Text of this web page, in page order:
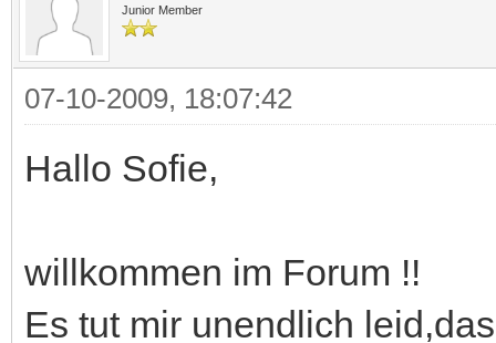
Junior Member
07-10-2009, 18:07:42
Hallo Sofie,
willkommen im Forum !!
Es tut mir unendlich